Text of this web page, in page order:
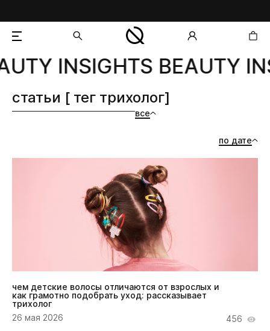
добавлен в корзину
INSIGHTS BEAUTY
все
статьи [ тег трихолог]
по дате
чем детские волосы отличаются от взрослых и
как грамотно подобрать уход: рассказывает
трихолог
26 мая 2026
456